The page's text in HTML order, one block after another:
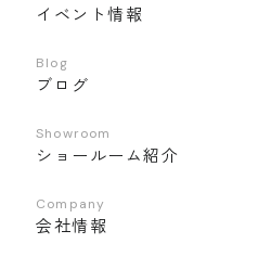
イベント情報
Blog
ブログ
Showroom
ショールーム紹介
Company
会社情報